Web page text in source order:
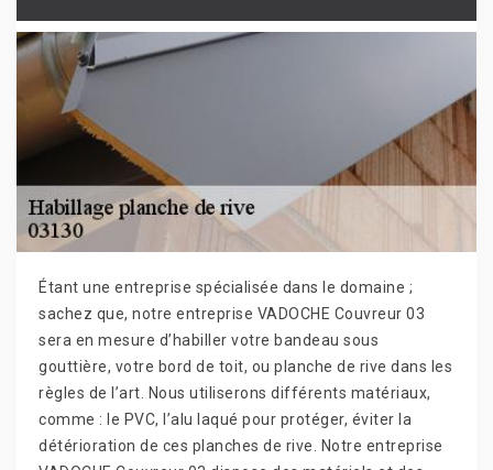
Étant une entreprise spécialisée dans le domaine ;
sachez que, notre entreprise VADOCHE Couvreur 03
sera en mesure d’habiller votre bandeau sous
gouttière, votre bord de toit, ou planche de rive dans les
règles de l’art. Nous utiliserons différents matériaux,
comme : le PVC, l’alu laqué pour protéger, éviter la
détérioration de ces planches de rive. Notre entreprise